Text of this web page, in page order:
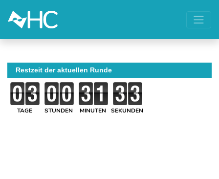
Restzeit der aktuellen Runde
TAGE STUNDEN MINUTEN SEKUNDEN